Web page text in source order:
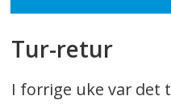
Tur-retur
I forrige uke var det